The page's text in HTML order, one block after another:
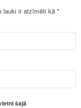
lauki ir atzīmēti kā*
šajā